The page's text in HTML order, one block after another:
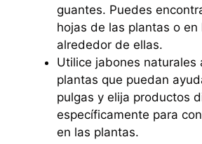
guantes. Puedes
hojas de las plantas o en
alrededor de ellas.
Utilice jabones naturales
plantas que puedan
pulgas y elija productos
específicamente para
en las plantas.